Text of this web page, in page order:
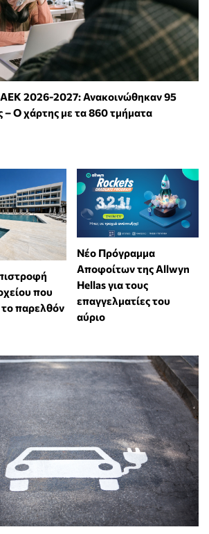
2026-2027: Ανακοινώθηκαν 95
– Ο χάρτης με τα 860 τμήματα
που
παρελθόν
Νέο Πρόγραμμα
Αποφοίτων της Allwyn
Hellas για τους
επαγγελματίες του
αύριο